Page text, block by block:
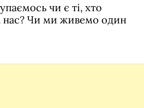
чи є ті, хто
нас? Чи ми живемо один